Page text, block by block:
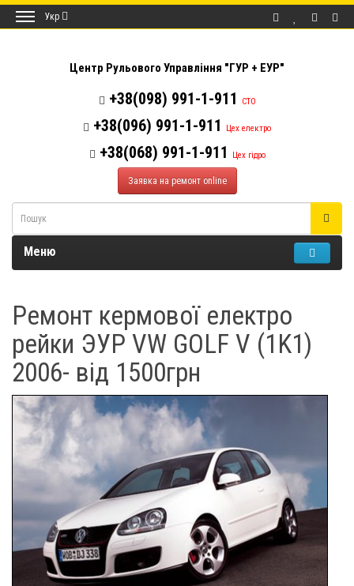
Укр
Центр Рульового Управління "ГУР + ЕУР"
+38(098) 991-1-911 СТО
+38(096) 991-1-911 Цех електро
+38(068) 991-1-911 Цех гідро
Заявка на ремонт online
Меню
Ремонт кермової електро
рейки ЭУР VW GOLF V (1K1)
2006- від 1500грн